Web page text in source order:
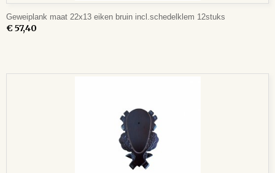
Geweiplank maat 22x13 eiken bruin incl.schedelklem 12stuks
€ 57,40